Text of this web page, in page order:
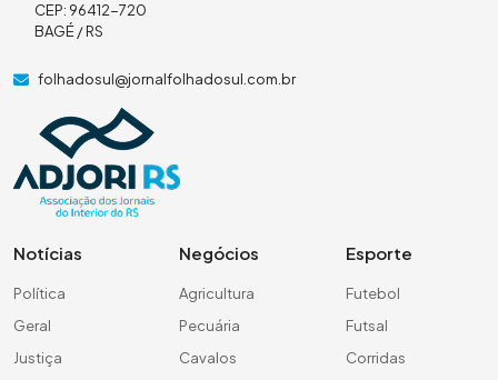
CEP: 96412-720
BAGÉ / RS
folhadosul@jornalfolhadosul.com.br
Notícias
Política
Geral
Justiça
Negócios
Agricultura
Pecuária
Cavalos
Esporte
Futebol
Futsal
Corridas